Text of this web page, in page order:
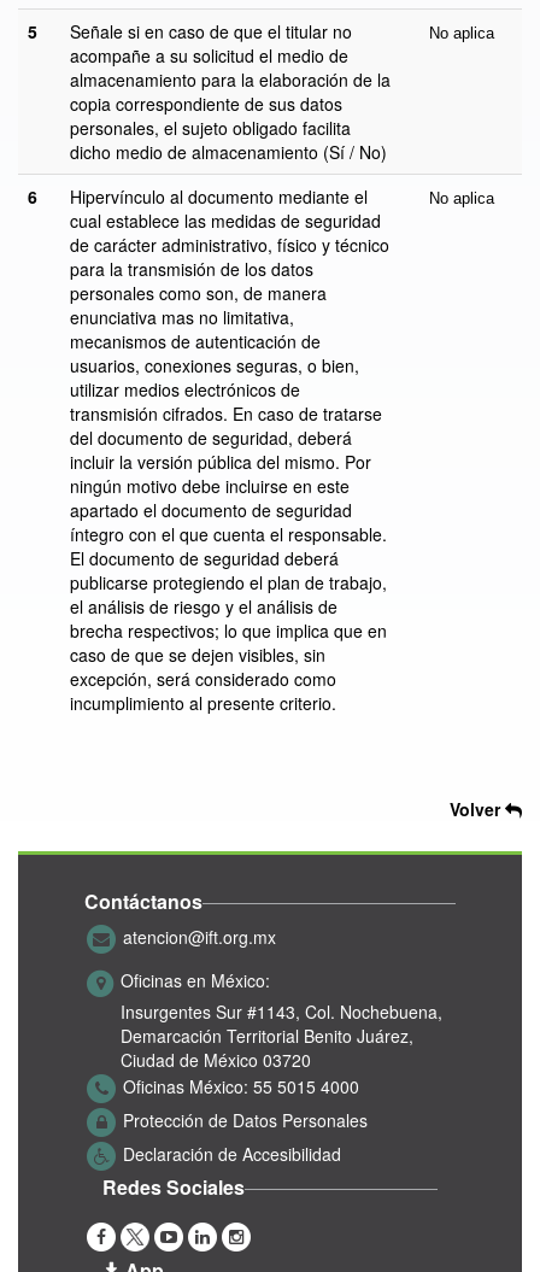
5
Señale si en caso de que el titular no
acompañe a su solicitud el medio de
almacenamiento para la elaboración de la
copia correspondiente de sus datos
personales, el sujeto obligado facilita
dicho medio de almacenamiento (Sí / No)
No aplica
6
Hipervínculo al documento mediante el
cual establece las medidas de seguridad
de carácter administrativo, físico y técnico
para la transmisión de los datos
personales como son, de manera
enunciativa mas no limitativa,
mecanismos de autenticación de
usuarios, conexiones seguras, o bien,
utilizar medios electrónicos de
transmisión cifrados. En caso de tratarse
del documento de seguridad, deberá
incluir la versión pública del mismo. Por
ningún motivo debe incluirse en este
apartado el documento de seguridad
íntegro con el que cuenta el responsable.
El documento de seguridad deberá
publicarse protegiendo el plan de trabajo,
el análisis de riesgo y el análisis de
brecha respectivos; lo que implica que en
caso de que se dejen visibles, sin
excepción, será considerado como
incumplimiento al presente criterio.
No aplica
Volver
Contáctanos
atencion@ift.org.mx
Oficinas en México:
Insurgentes Sur #1143, Col. Nochebuena,
Demarcación Territorial Benito Juárez,
Ciudad de México 03720
Oficinas México: 55 5015 4000
Protección de Datos Personales
Declaración de Accesibilidad
Redes Sociales